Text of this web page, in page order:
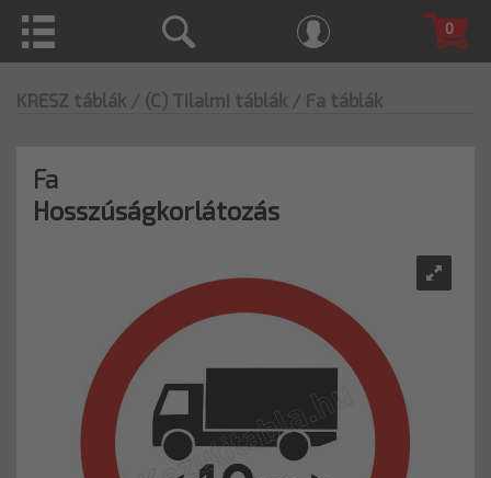
0
KRESZ táblák / (C) Tilalmi táblák / Fa táblák
Fa
Hosszúságkorlátozás